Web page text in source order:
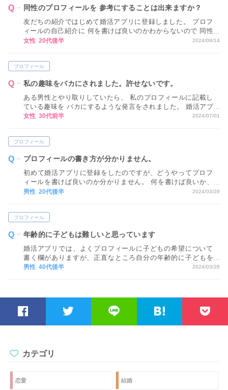
同性のプロフィールを 参考にすることは出来ますか？
友だちの紹介ではじめて婚活アプリに登録しました。 プロフ
ィールの自己紹介に 何を書けば良いのかわからないので 同性
のプロフィールを 参考に出来ればと思うんですけど出来ます
女性 20代後半 2024/09/14
プロフィール
私の趣味をバカにされました。許せないです。
ある男性とやり取りしていたら、 私のプロフィールに記載し
ている趣味を バカにするような発言をされました。 婚活アプ
リって自分の気になる方との 出会いを見つけるためのものな
に 何かペナルティとかつけないんですか？
女性 30代前半 2024/07/01
プロフィール
プロフィールの書き方が分かりません。
初めて婚活アプリに登録をしたのですが、どうやってプロフ
ィールを書けば良いのか分かりません。 何を書けば良いか、
書かない方が良いことなどあったら教えてほしいです。
男性 20代後半 2024/03/28
プロフィール
年齢的に子どもは難しいと思っています
婚活アプリでは、よくプロフィールに子どもの希望について
書く欄がありますが、正直なところ自分の年齢的に子どもを
設けるのは難しいんじゃないかと思っています。 子どもが欲
男性 40代後半 2024/03/28
カテゴリ
恋愛 結婚